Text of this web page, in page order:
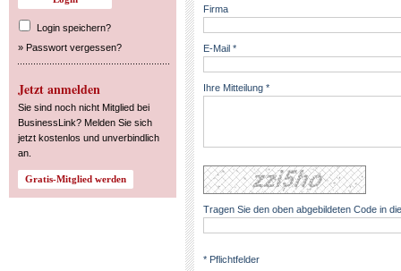
Login speichern?
» Passwort vergessen?
Jetzt anmelden
Sie sind noch nicht Mitglied bei
BusinessLink? Melden Sie sich
jetzt kostenlos und unverbindlich
an.
Firma
E-Mail *
Ihre Mitteilung *
Tragen Sie den oben abgebildeten Code in
* Pflichtfelder